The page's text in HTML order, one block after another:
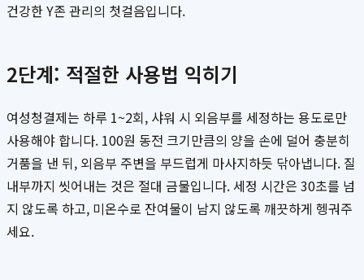
건강한 Y존 관리의 첫걸음입니다.
2단계: 적절한 사용법 익히기
여성청결제는 하루 1~2회, 샤워 시 외음부를 세정하는 용도로만
사용해야 합니다. 100원 동전 크기만큼의 양을 손에 덜어 충분히
거품을 낸 뒤, 외음부 주변을 부드럽게 마사지하듯 닦아냅니다. 질
내부까지 씻어내는 것은 절대 금물입니다. 세정 시간은 30초를 넘
지 않도록 하고, 미온수로 잔여물이 남지 않도록 깨끗하게 헹궈주
세요.